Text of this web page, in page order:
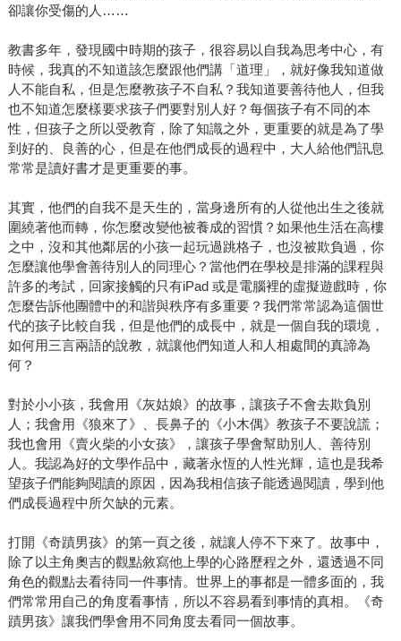
卻讓你受傷的人……
教書多年，發現國中時期的孩子，很容易以自我為思考中心，有
時候，我真的不知道該怎麼跟他們講「道理」，就好像我知道做
人不能自私，但是怎麼教孩子不自私？我知道要善待他人，但我
也不知道怎麼樣要求孩子們要對別人好？每個孩子有不同的本
性，但孩子之所以受教育，除了知識之外，更重要的就是為了學
到好的、良善的心，但是在他們成長的過程中，大人給他們訊息
常常是讀好書才是更重要的事。
其實，他們的自我不是天生的，當身邊所有的人從他出生之後就
圍繞著他而轉，你怎麼改變他被養成的習慣？如果他生活在高樓
之中，沒和其他鄰居的小孩一起玩過跳格子，也沒被欺負過，你
怎麼讓他學會善待別人的同理心？當他們在學校是排滿的課程與
許多的考試，回家接觸的只有iPad 或是電腦裡的虛擬遊戲時，你
怎麼告訴他團體中的和諧與秩序有多重要？我們常常認為這個世
代的孩子比較自我，但是他們的成長中，就是一個自我的環境，
如何用三言兩語的說教，就讓他們知道人和人相處間的真諦為
何？
對於小小孩，我會用《灰姑娘》的故事，讓孩子不會去欺負別
人；我會用《狼來了》、長鼻子的《小木偶》教孩子不要說謊；
我也會用《賣火柴的小女孩》，讓孩子學會幫助別人、善待別
人。我認為好的文學作品中，藏著永恆的人性光輝，這也是我希
望孩子們能夠閱讀的原因，因為我相信孩子能透過閱讀，學到他
們成長過程中所欠缺的元素。
打開《奇蹟男孩》的第一頁之後，就讓人停不下來了。故事中，
除了以主角奧吉的觀點敘寫他上學的心路歷程之外，還透過不同
角色的觀點去看待同一件事情。世界上的事都是一體多面的，我
們常常用自己的角度看事情，所以不容易看到事情的真相。《奇
蹟男孩》讓我們學會用不同角度去看同一個故事。